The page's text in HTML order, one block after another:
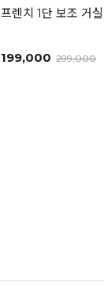
프렌치 1단 보조 거
199,000 299,000